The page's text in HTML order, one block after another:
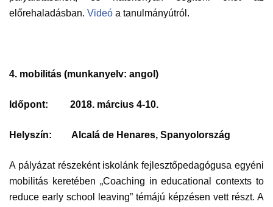
előrehaladásban. Videó a tanulmányútról.
4. mobilitás (munkanyelv: angol)
Időpont: 2018. március 4-10.
Helyszín: Alcalá de Henares, Spanyolország
A pályázat részeként iskolánk fejlesztőpedagógusa egyéni
mobilitás keretében „Coaching in educational contexts to
reduce early school leaving” témájú képzésen vett részt. A